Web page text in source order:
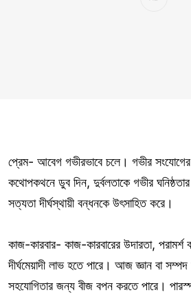
প্রেম- আবেগ গভীরভাবে চলে। গভীর
কথোপকথনে ডুব দিন, দুর্বলতাকে গভীর
সত্যতা দীর্ঘস্থায়ী বন্ধনকে উৎসাহিত করে।
কাজ-কারবার- কাজ-কারবারের উদারতা, পরামর্শ
দীর্ঘমেয়াদী লাভ হতে পারে। আজ জ্ঞান বা
সহযোগিতার জন্য বীজ বপন করতে পারে।